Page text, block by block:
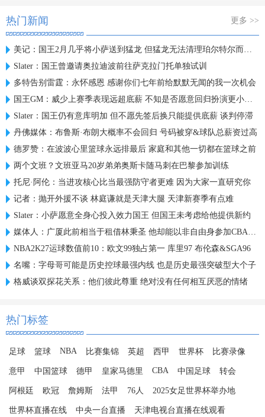
热门新闻 更多 >>
美记：国王2月几乎将小萨送到猛龙 但猛龙无法清理珀尔特尔而告吹
Slater：国王曾邀请奥拉迪波前往萨克拉门托单独试训
多特告别雷霆：永怀感恩 感谢你们七年前给默默无闻的我一次机会
国王GM：威少上赛季表现远超底薪 不知是否愿意回归扮演更小角色
Slater：国王仍有意库明加 但不愿先签后换只能提供底薪 谈判停滞
丹佛媒体：布鲁斯·布朗大概率不会回归 号码被穿&球队总薪资过高
德罗赞：在波波心里篮球永远排最后 家庭和其他一切都在篮球之前
两个文班？文班亚马20岁弟弟奥斯卡随马刺在巴黎参加训练
托尼·阿伦：当进攻核心比当最强防守者更难 因为大家一直研究你
记者：抛开外援不谈 林庭谦就是天津大腿 天津新赛季有点难
Slater：小萨愿意全身心投入效力国王 但国王未考虑给他提供新约
媒体人：广厦此前相当于租借林秉圣 他却能以非自由身参加CBA选秀
NBA2K27运球数值前10：欧文99独占第一 库里97 布伦森&SGA96
名嘴：字母哥可能是历史控球最强内线 也是历史最强突破型大个子
格威谈双探花关系：他们彼此尊重 绝对没有任何相互厌恶的情绪
热门标签
足球 篮球 NBA 比赛集锦 英超 西甲 世界杯 比赛录像
意甲 中国篮球 德甲 皇家马德里 CBA 中国足球 转会
阿根廷 欧冠 詹姆斯 法甲 76人 2025女足世界杯举办地
世界杯直播在线 中央一台直播 天津电视台直播在线观看